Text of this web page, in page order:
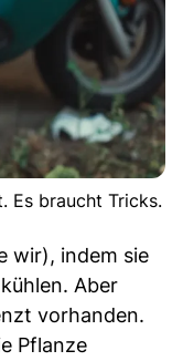
Es braucht Tricks.
wir), indem sie
Aber
vorhanden.
Pflanze